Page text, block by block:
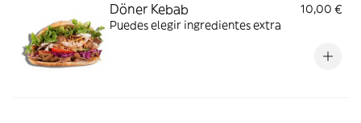
Döner Kebab
10,00 €
Puedes elegir ingredientes extra